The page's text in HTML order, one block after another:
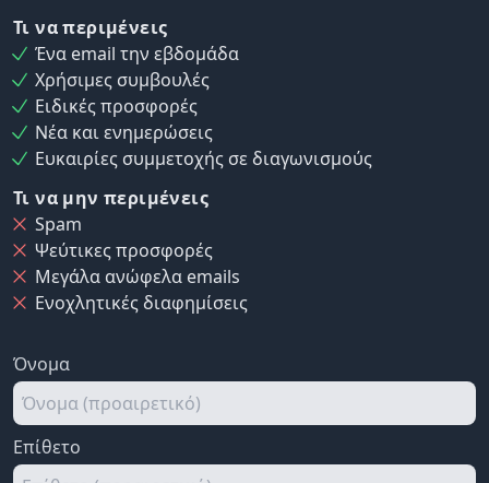
Τι να περιμένεις
Ένα email την εβδομάδα
Χρήσιμες συμβουλές
Ειδικές προσφορές
Νέα και ενημερώσεις
Ευκαιρίες συμμετοχής σε διαγωνισμούς
Τι να μην περιμένεις
Spam
Ψεύτικες προσφορές
Μεγάλα ανώφελα emails
Ενοχλητικές διαφημίσεις
Όνομα
Επίθετο